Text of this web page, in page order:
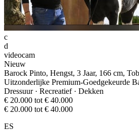
c
d
videocam
Nieuw
Barock Pinto, Hengst, 3 Jaar, 166 cm,
Uitzonderlijke Premium-Goedgekeurde
Dressuur · Recreatief · Dekken
€ 20.000 tot € 40.000
€ 20.000 tot € 40.000
ES